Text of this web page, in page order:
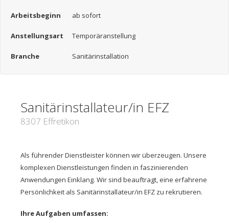
Arbeitsbeginn ab sofort
Anstellungsart Temporäranstellung
Branche Sanitärinstallation
Sanitärinstallateur/in EFZ
8307 Effretikon
Als führender Dienstleister können wir überzeugen. Unsere
komplexen Dienstleistungen finden in faszinierenden
Anwendungen Einklang. Wir sind beauftragt, eine erfahrene
Persönlichkeit als Sanitärinstallateur/in EFZ zu rekrutieren.
Ihre Aufgaben umfassen: